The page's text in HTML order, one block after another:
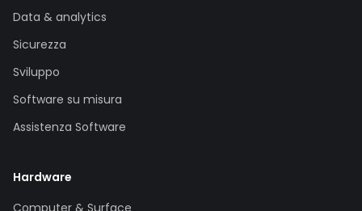
Data & analytics
Sicurezza
Sviluppo
Software su misura
Assistenza Software
Hardware
Computer & Surface